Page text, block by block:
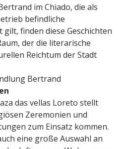
im Chiado, die als
befindliche
finden diese Geschichten
der die literarische
Reichtum der Stadt
Bertrand
das vellas Loreto stellt
Zeremonien und
zum Einsatz kommen.
eine große Auswahl an